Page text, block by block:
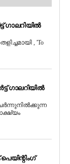
ഗാലറിയിൽ
, 'To
ഗാലറിയിൽ